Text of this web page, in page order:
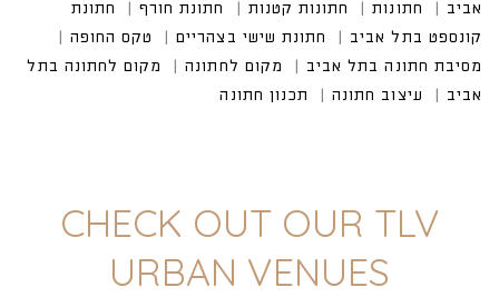
CHECK OUT OUR TLV
URBAN VENUES